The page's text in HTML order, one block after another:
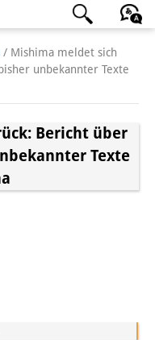
English Deutsch
/ Mishima meldet sich
unbekannter Texte
Bericht über
Texte